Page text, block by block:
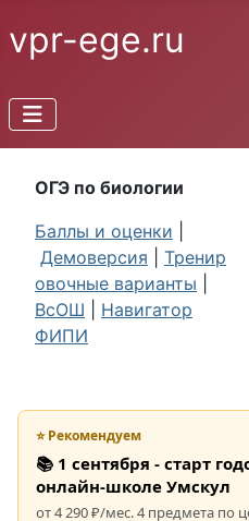
vpr-ege.ru
ОГЭ по биологии
Баллы и оценки
Демоверсия
Тренир
овочные варианты
ВсОШ
Навигатор
ФИПИ
⭐ Рекомендуем
📚 1 сентября - старт
онлайн-школе Умскул
от 4 290 ₽/мес. 4 предмета по